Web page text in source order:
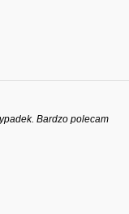
Bardzo polecam